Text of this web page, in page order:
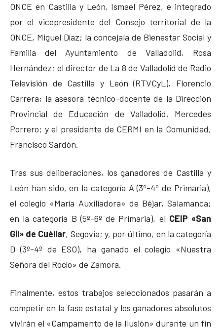
ONCE en Castilla y León, Ismael Pérez, e integrado
por el vicepresidente del Consejo territorial de la
ONCE, Miguel Díaz; la concejala de Bienestar Social y
Familia del Ayuntamiento de Valladolid, Rosa
Hernández; el director de La 8 de Valladolid de Radio
Televisión de Castilla y León (RTVCyL), Florencio
Carrera; la asesora técnico-docente de la Dirección
Provincial de Educación de Valladolid, Mercedes
Porrero; y el presidente de CERMI en la Comunidad,
Francisco Sardón.
Tras sus deliberaciones, los ganadores de Castilla y
León han sido, en la categoría A (3º-4º de Primaria),
el colegio «María Auxiliadora» de Béjar, Salamanca;
en la categoría B (5º-6º de Primaria), el CEIP «San
Gil» de Cuéllar, Segovia; y, por último, en la categoría
D (3º-4º de ESO), ha ganado el colegio «Nuestra
Señora del Rocío» de Zamora.
Finalmente, estos trabajos seleccionados pasarán a
competir en la fase estatal y los ganadores absolutos
vivirán el «Campamento de la Ilusión» durante un fin